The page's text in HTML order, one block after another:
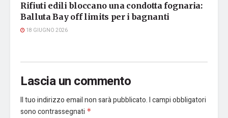
Rifiuti edili bloccano una condotta fognaria:
Balluta Bay off limits per i bagnanti
18 GIUGNO 2026
Lascia un commento
Il tuo indirizzo email non sarà pubblicato.I campi obbligatori
sono contrassegnati *